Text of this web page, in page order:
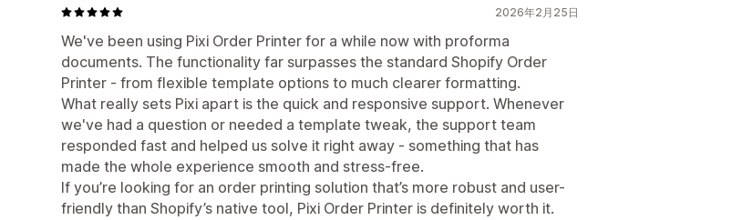
2026年2月25日
We've been using Pixi Order Printer for a while now with proforma
documents. The functionality far surpasses the standard Shopify Order
Printer - from flexible template options to much clearer formatting.
What really sets Pixi apart is the quick and responsive support. Whenever
we've had a question or needed a template tweak, the support team
responded fast and helped us solve it right away - something that has
made the whole experience smooth and stress-free.
If you’re looking for an order printing solution that’s more robust and user-
friendly than Shopify’s native tool, Pixi Order Printer is definitely worth it.